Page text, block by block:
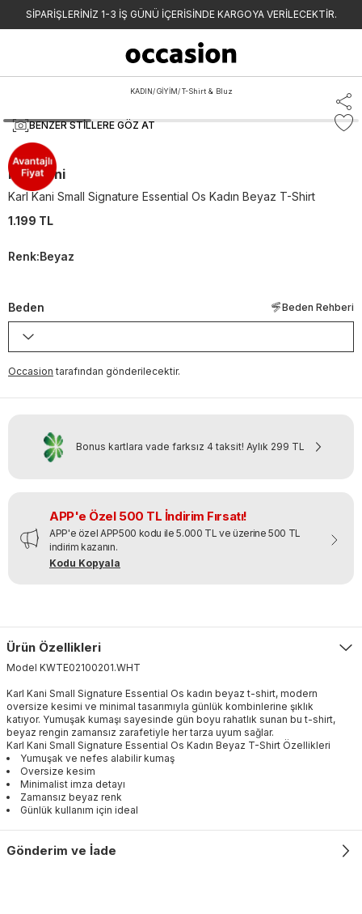
SİPARİŞLERİNİZ 1-3 İŞ GÜNÜ İÇERİSİNDE KARGOYA VERİLECEKTİR.
KADIN/ GİYİM/ T-Shirt & Bluz
BENZER STILLERE GÖZ AT
Karl Kani
Karl Kani Small Signature Essential Os Kadın Beyaz T-Shirt
1.199 TL
Renk:Beyaz
Beden Beden Rehberi
Occasion tarafından gönderilecektir.
Bonus kartlara vade farksız 4 taksit! Aylık 299 TL
APP'e Özel 500 TL İndirim Fırsatı!
APP'e özel APP500 kodu ile 5.000 TL ve üzerine 500 TL
indirim kazanın.
Kodu Kopyala
Ürün Özellikleri
Model KWTE02100201.WHT
Karl Kani Small Signature Essential Os kadın beyaz t-shirt, modern
oversize kesimi ve minimal tasarımıyla günlük kombinlerine şıklık
katıyor. Yumuşak kumaşı sayesinde gün boyu rahatlık sunan bu t-shirt,
beyaz rengin zamansız zarafetiyle her tarza uyum sağlar.
Karl Kani Small Signature Essential Os Kadın Beyaz T-Shirt Özellikleri
Yumuşak ve nefes alabilir kumaş
Oversize kesim
Minimalist imza detayı
Zamansız beyaz renk
Günlük kullanım için ideal
Gönderim ve İade